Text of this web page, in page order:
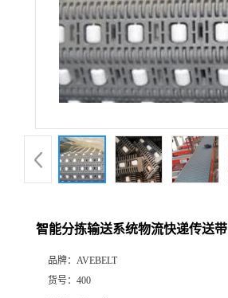
智能分拣输送系统物流快递传送带
品牌： AVEBELT
货号： 400